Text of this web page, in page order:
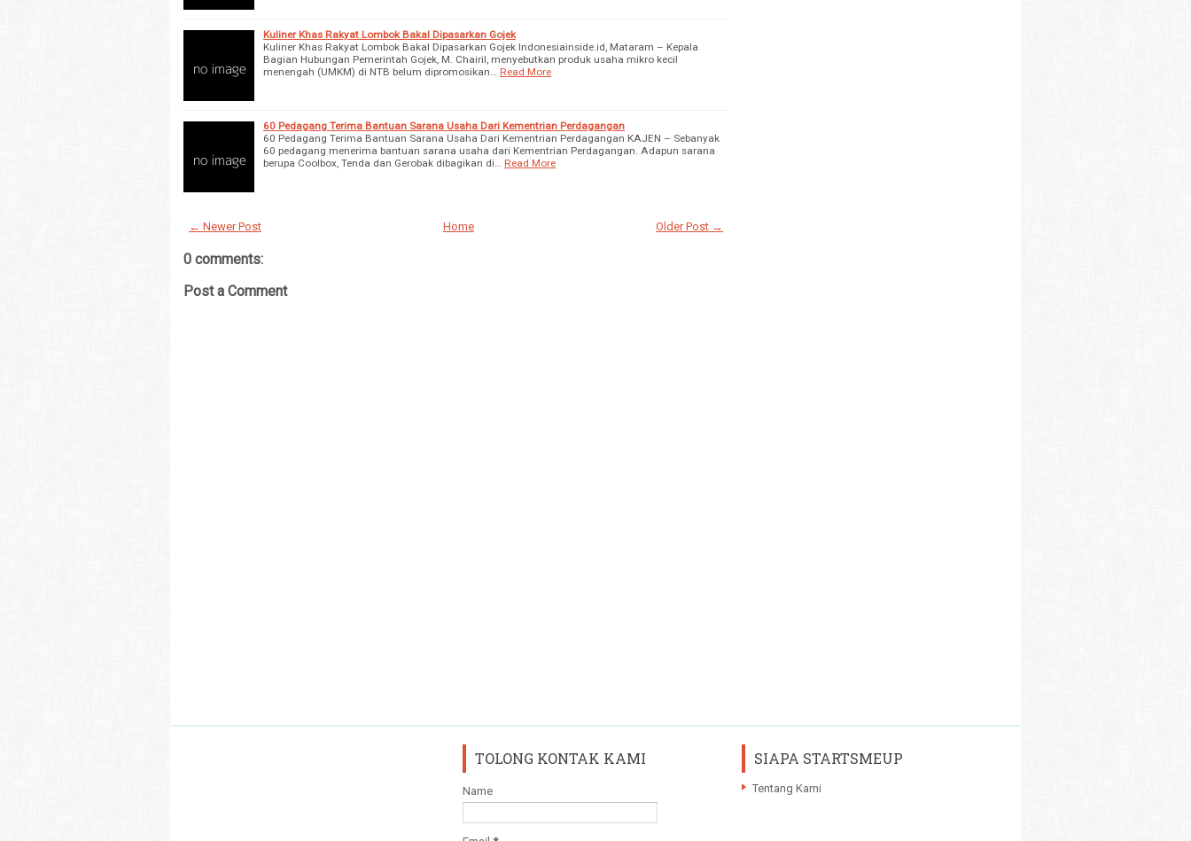
Kuliner Khas Rakyat Lombok Bakal Dipasarkan Gojek
Kuliner Khas Rakyat Lombok Bakal Dipasarkan Gojek Indonesiainside.id, Mataram – Kepala
Bagian Hubungan Pemerintah Gojek, M. Chairil, menyebutkan produk usaha mikro kecil
menengah (UMKM) di NTB belum dipromosikan…
Read More
60 Pedagang Terima Bantuan Sarana Usaha Dari Kementrian Perdagangan
60 Pedagang Terima Bantuan Sarana Usaha Dari Kementrian Perdagangan KAJEN – Sebanyak
60 pedagang menerima bantuan sarana usaha dari Kementrian Perdagangan. Adapun sarana
berupa Coolbox, Tenda dan Gerobak dibagikan di…
Read More
← Newer Post Older Post →
Home
0 comments:
Post a Comment
TOLONG KONTAK KAMI
Name
SIAPA STARTSMEUP
Tentang Kami